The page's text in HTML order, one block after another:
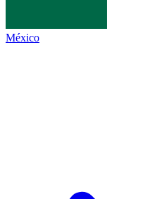
México